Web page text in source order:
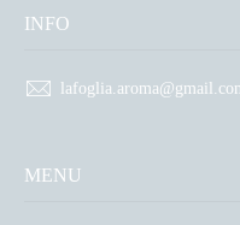
INFO
MENU